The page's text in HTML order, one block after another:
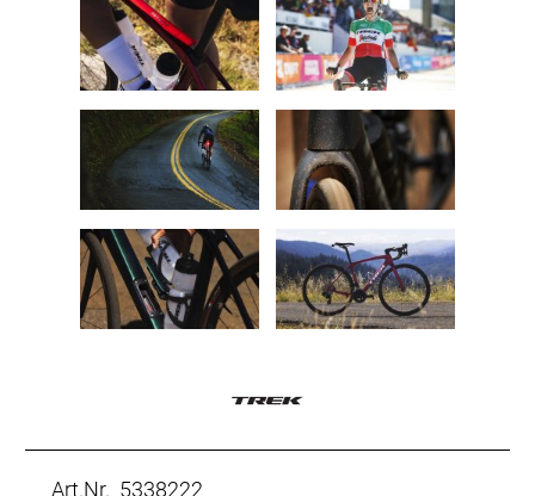
Art.Nr. 5338222